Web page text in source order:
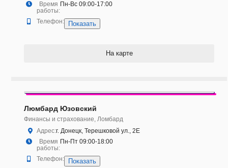
Время
работы:
Пн-Вс 09:00-17:00
Телефон: Показать
На карте
Люмбард Юзовский
Финансы и страхование, Ломбард
Адрес:г. Донецк, Терешковой ул., 2Е
Время
работы:
Пн-Пт 09:00-18:00
Телефон: Показать